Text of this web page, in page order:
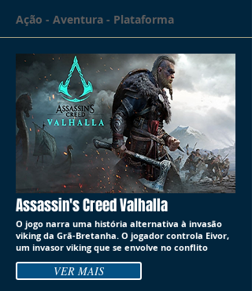
Ação - Aventura - Plataforma
Assassin's Creed Valhalla
O jogo narra uma história alternativa à invasão
viking da Grã-Bretanha. O jogador controla Eivor,
um invasor viking que se envolve no conflito
VER MAIS